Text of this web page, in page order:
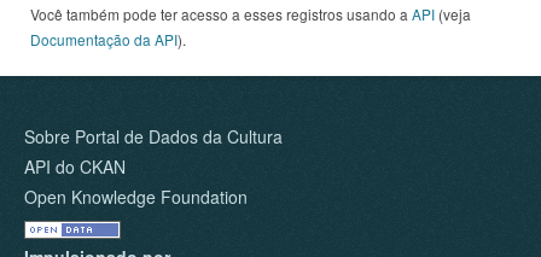
Você também pode ter acesso a esses registros usando a API (veja
Documentação da API).
Sobre Portal de Dados da Cultura
API do CKAN
Open Knowledge Foundation